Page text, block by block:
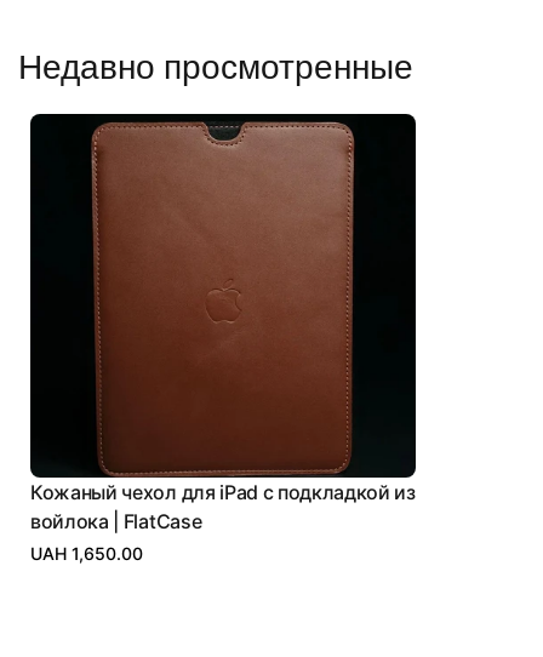
Недавно просмотренные
Кожаный чехол для iPad с подкладкой из
войлока | FlatСase
UAH 1,650.00